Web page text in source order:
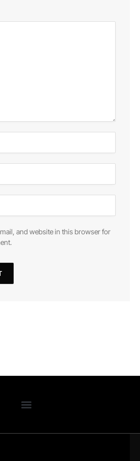
and website in this browser for